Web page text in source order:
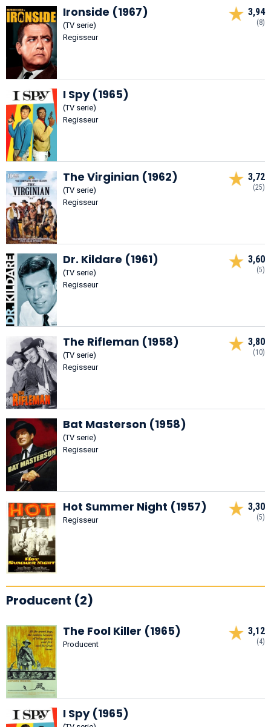
Ironside (1967)
(TV serie)
Regisseur
3,94
(8)
I Spy (1965)
(TV serie)
Regisseur
The Virginian (1962)
(TV serie)
Regisseur
3,72
(25)
Dr. Kildare (1961)
(TV serie)
Regisseur
3,60
(5)
The Rifleman (1958)
(TV serie)
Regisseur
3,80
(10)
Bat Masterson (1958)
(TV serie)
Regisseur
Hot Summer Night (1957)
Regisseur
3,30
(5)
Producent (2)
The Fool Killer (1965)
Producent
3,12
(4)
I Spy (1965)